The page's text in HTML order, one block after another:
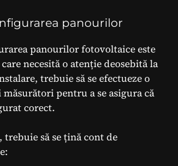
panourilor
panourilor fotovoltaice este
necesită o atenție deosebită la
trebuie să se efectueze o
pentru a se asigura că
corect.
să se țină cont de